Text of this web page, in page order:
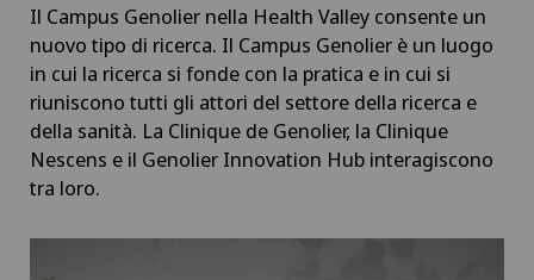
Il Campus Genolier nella Health Valley consente un
nuovo tipo di ricerca. Il Campus Genolier è un luogo
in cui la ricerca si fonde con la pratica e in cui si
riuniscono tutti gli attori del settore della ricerca e
della sanità. La Clinique de Genolier, la Clinique
Nescens e il Genolier Innovation Hub interagiscono
tra loro.